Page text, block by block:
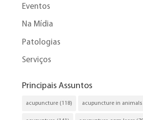
Eventos
Na Mídia
Patologias
Serviços
Principais Assuntos
acupuncture(118) acupuncture in animals